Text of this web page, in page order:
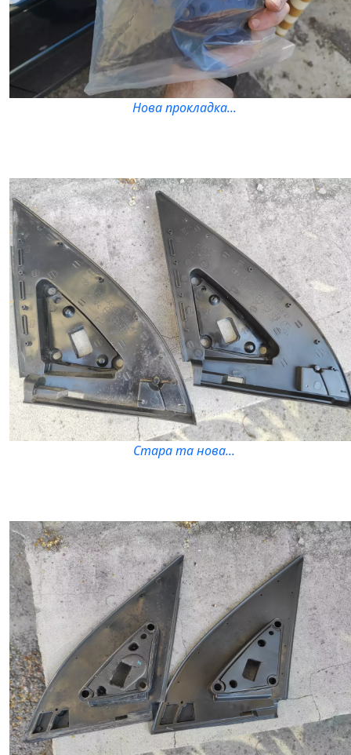
Нова прокладка...
Стара та нова...